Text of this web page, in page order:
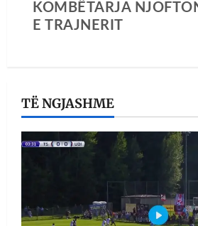
KOMBËTARJA
E TRAJNERIT
TË NGJASHME